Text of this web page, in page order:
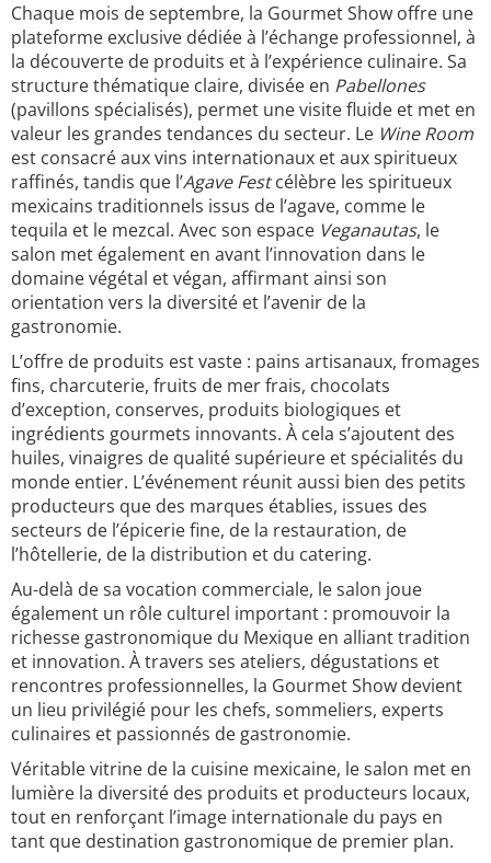
Chaque mois de septembre, la Gourmet Show offre une
plateforme exclusive dédiée à l’échange professionnel, à
la découverte de produits et à l’expérience culinaire. Sa
structure thématique claire, divisée en Pabellones
(pavillons spécialisés), permet une visite fluide et met en
valeur les grandes tendances du secteur. Le Wine Room
est consacré aux vins internationaux et aux spiritueux
raffinés, tandis que l’Agave Festcélèbre les spiritueux
mexicains traditionnels issus de l’agave, comme le
tequila et le mezcal. Avec son espace Veganautas, le
salon met également en avant l’innovation dans le
domaine végétal et végan, affirmant ainsi son
orientation vers la diversité et l’avenir de la
gastronomie.
L’offre de produits est vaste : pains artisanaux, fromages
fins, charcuterie, fruits de mer frais, chocolats
d’exception, conserves, produits biologiques et
ingrédients gourmets innovants. À cela s’ajoutent des
huiles, vinaigres de qualité supérieure et spécialités du
monde entier. L’événement réunit aussi bien des petits
producteurs que des marques établies, issues des
secteurs de l’épicerie fine, de la restauration, de
l’hôtellerie, de la distribution et du catering.
Au-delà de sa vocation commerciale, le salon joue
également un rôle culturel important : promouvoir la
richesse gastronomique du Mexique en alliant tradition
et innovation. À travers ses ateliers, dégustations et
rencontres professionnelles, la Gourmet Show devient
un lieu privilégié pour les chefs, sommeliers, experts
culinaires et passionnés de gastronomie.
Véritable vitrine de la cuisine mexicaine, le salon met en
lumière la diversité des produits et producteurs locaux,
tout en renforçant l’image internationale du pays en
tant que destination gastronomique de premier plan.